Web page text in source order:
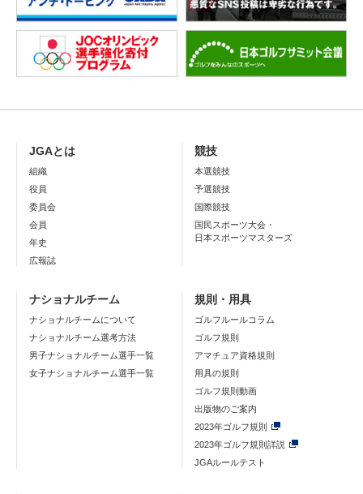
JGAとは
組織
役員
委員会
会員
年史
広報誌
競技
本選競技
予選競技
国際競技
国民スポーツ大会・
日本スポーツマスターズ
ナショナルチーム
ナショナルチームについて
ナショナルチーム選考方法
男子ナショナルチーム選手一覧
女子ナショナルチーム選手一覧
規則・用具
ゴルフルールコラム
ゴルフ規則
アマチュア資格規則
用具の規則
ゴルフ規則動画
出版物のご案内
2023年ゴルフ規則
2023年ゴルフ規則詳説
JGAルールテスト